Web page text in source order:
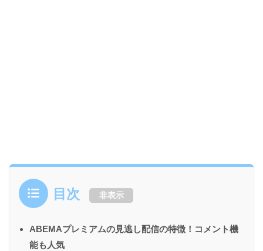
目次 非表示
ABEMAプレミアムの見逃し配信の特徴！コメント機
能も人気